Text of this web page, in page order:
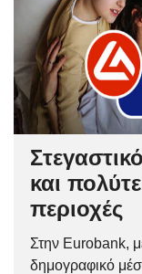
και
περιοχές
Στην Eurobank,
δημογραφικό